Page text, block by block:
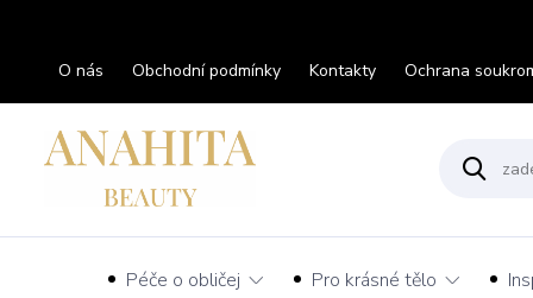
O nás Obchodní podmínky Kontakty Ochrana
Péče o obličej Pro krásné tělo